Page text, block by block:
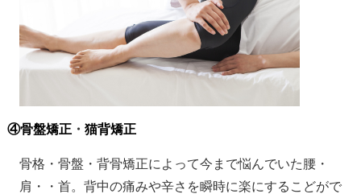
④骨盤矯正・ 猫背矯正
骨格・骨盤・背骨矯正によって今まで悩んでいた腰・
肩・・首。背中の痛みや辛さを瞬時に楽にするこどがで